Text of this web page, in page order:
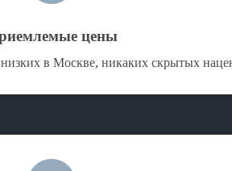
цены
в Москве, никаких скрытых